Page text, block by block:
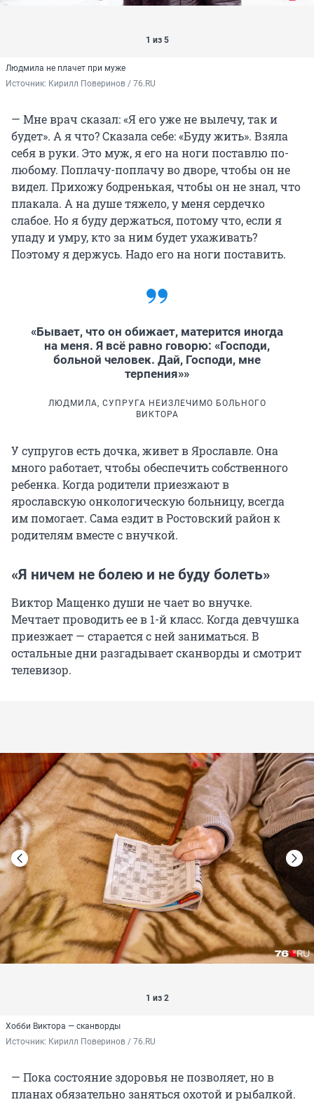
1 из 5
Людмила не плачет при муже
Источник: Кирилл Поверинов / 76.RU
— Мне врач сказал: «Я его уже не вылечу, так и
будет». А я что? Сказала себе: «Буду жить». Взяла
себя в руки. Это муж, я его на ноги поставлю по-
любому. Поплачу-поплачу во дворе, чтобы он не
видел. Прихожу бодренькая, чтобы он не знал, что
плакала. А на душе тяжело, у меня сердечко
слабое. Но я буду держаться, потому что, если я
упаду и умру, кто за ним будет ухаживать?
Поэтому я держусь. Надо его на ноги поставить.
«Бывает, что он обижает, матерится иногда
на меня. Я всё равно говорю: «Господи,
больной человек. Дай, Господи, мне
терпения»»
ЛЮДМИЛА, СУПРУГА НЕИЗЛЕЧИМО БОЛЬНОГО
ВИКТОРА
У супругов есть дочка, живет в Ярославле. Она
много работает, чтобы обеспечить собственного
ребенка. Когда родители приезжают в
ярославскую онкологическую больницу, всегда
им помогает. Сама ездит в Ростовский район к
родителям вместе с внучкой.
«Я ничем не болею и не буду болеть»
Виктор Мащенко души не чает во внучке.
Мечтает проводить ее в 1-й класс. Когда девчушка
приезжает — старается с ней заниматься. В
остальные дни разгадывает сканворды и смотрит
телевизор.
1 из 2
Хобби Виктора — сканворды
Источник: Кирилл Поверинов / 76.RU
— Пока состояние здоровья не позволяет, но в
планах обязательно заняться охотой и рыбалкой.